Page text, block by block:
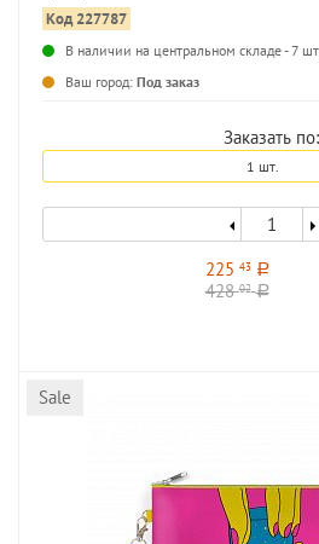
Код 227787
В наличии на центральном складе - 7
Ваш город: Под заказ
Заказать по:
1 шт.
225 43 a
42802 a
Sale